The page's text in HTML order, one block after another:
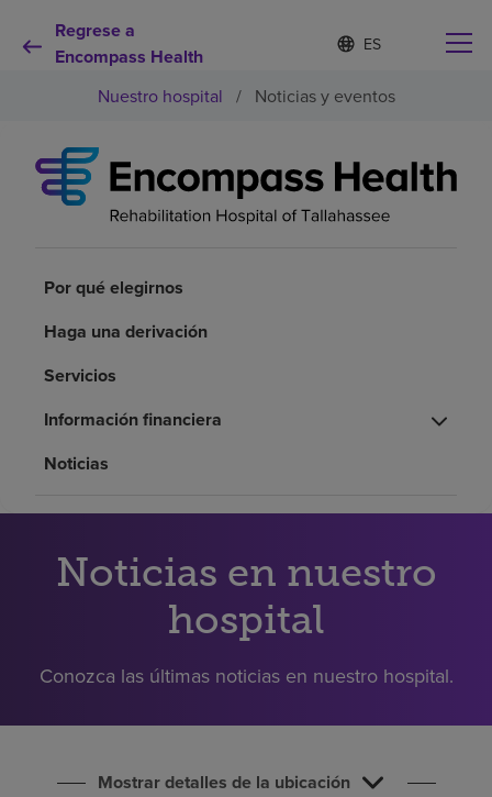
Regrese a
Encompass Health
Lista
de
contraída
d
o
s
e
e
Por qué debe elegirnos
Recursos de salud
Inversores
Pagar mi factura
Nuestro hospital / Noticias y eventos
Por qué elegirnos
Haga una derivación
Servicios
Información financiera
Noticias
Noticias en nuestro
hospital
Conozca las últimas noticias en nuestro hospital.
Mostrar detalles de la ubicación